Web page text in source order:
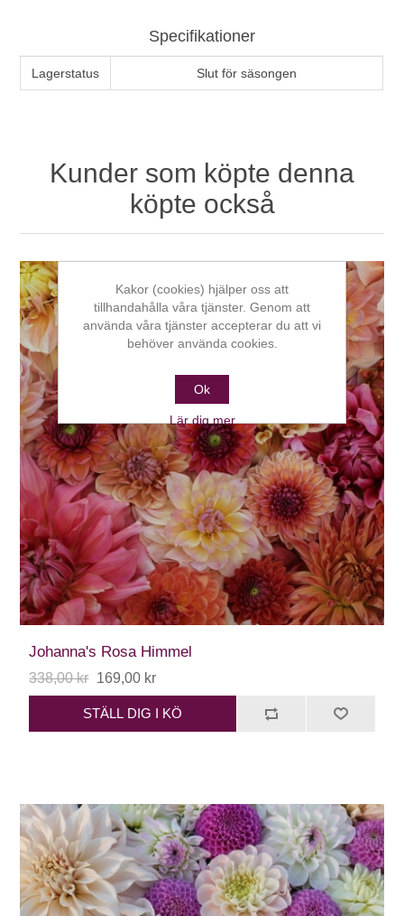
Specifikationer
Lagerstatus Slut för säsongen
Kunder som köpte denna
köpte också
Johanna's Rosa Himmel
338,00 kr 169,00 kr
STÄLL DIG I KÖ
Kakor (cookies) hjälper oss att
tillhandahålla våra tjänster. Genom att
använda våra tjänster accepterar du att vi
behöver använda cookies.
Ok
Lär dig mer